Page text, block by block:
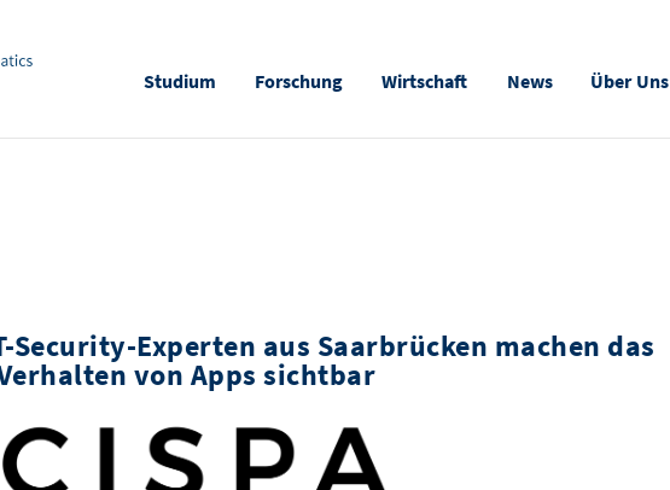
Studium Forschung Wirtschaft News Über Uns
Security-Experten aus Saarbrücken machen das
von Apps sichtbar